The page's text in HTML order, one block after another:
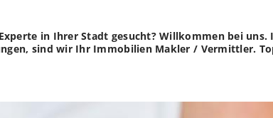
in Ihrer Stadt gesucht? Willkommen bei uns.
sind wir Ihr Immobilien Makler / Vermittler.